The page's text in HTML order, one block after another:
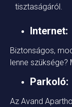
tisztaságáról.
Internet:
Biztonságos,
lenne szüksége?
Parkoló:
Az Avand